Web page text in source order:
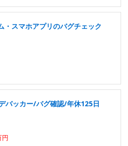
スマホアプリのバグチェック
バッカー/バグ確認/年休125日
円